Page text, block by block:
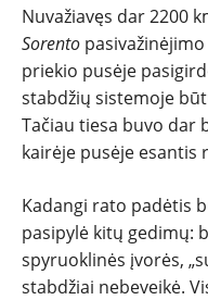
Nuvažiavęs dar 2200
Sorento
priekio pusėje
stabdžių sistemoje
Tačiau tiesa buvo dar
kairėje pusėje esantis
Kadangi rato padėtis
pasipylė kitų gedimų:
spyruoklinės įvorės,
stabdžiai nebeveikė.